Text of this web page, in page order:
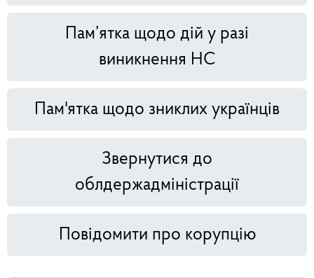
Пам’ятка щодо дій у разі
виникнення НС
Пам'ятка щодо зниклих українців
Звернутися до
облдержадміністрації
Повідомити про корупцію